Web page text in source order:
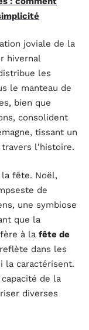
joviale de la
hivernal
les
le manteau de
bien que
consolident
tissant un
l’histoire.
la fête. Noël,
de
une symbiose
que la
à la fête de
dans les
la caractérisent.
de la
diverses